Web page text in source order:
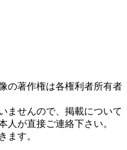
の著作権は各権利者所有者
ませんので、掲載について
人が直接ご連絡下さい。
ます。